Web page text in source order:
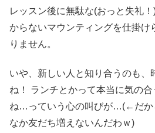
レッスン後に無駄な(おっと失礼
からないマウンティングを仕掛け
りません。
いや、新しい人と知り合うのも、
ね！ ランチとかって本当に気の
ね…っていう心の叫びが…(←だか
なか友だち増えないんだわｗ)